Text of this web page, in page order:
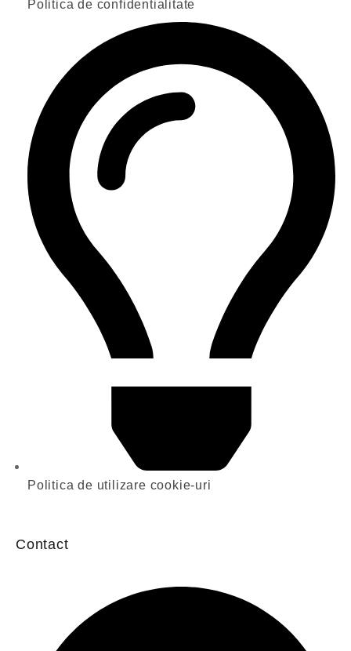
Politica de confidentialitate
Politica de utilizare cookie-uri
Contact